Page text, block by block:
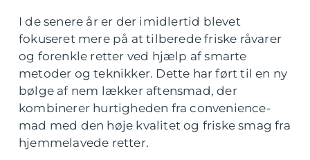
I de senere år er der imidlertid blevet
fokuseret mere på at tilberede friske råvarer
og forenkle retter ved hjælp af smarte
metoder og teknikker. Dette har ført til en ny
bølge af nem lækker aftensmad, der
kombinerer hurtigheden fra convenience-
mad med den høje kvalitet og friske smag fra
hjemmelavede retter.